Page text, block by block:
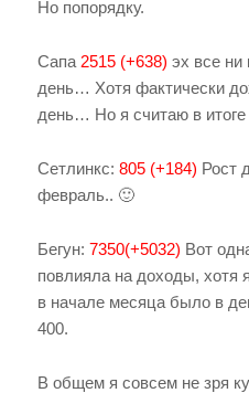
Но попорядку.
Сапа 2515 (+638) эх все ни
день… Хотя фактически
день… Но я считаю в
Сетлинкс: 805 (+184) Рост
февраль.. 🙂
Бегун: 7350(+5032) Вот
повлияла на доходы,
в начале месяца было в
400.
В общем я совсем не зря